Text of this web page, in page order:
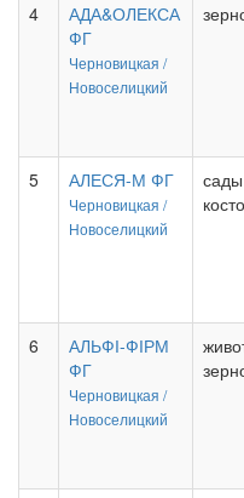
4
АДА&ОЛЕКСА
ФГ
Черновицкая /
Новоселицкий
5
АЛЕСЯ-М ФГ
Черновицкая /
Новоселицкий
6
АЛЬФІ-ФІРМ
ФГ
Черновицкая /
Новоселицкий